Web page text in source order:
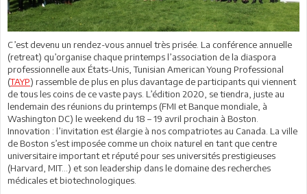
C’est devenu un rendez-vous annuel très prisée. La conférence annuelle
(retreat) qu’organise chaque printemps l’association de la diaspora
professionnelle aux États-Unis, Tunisian American Young Professional
(TAYP) rassemble de plus en plus davantage de participants qui viennent
de tous les coins de ce vaste pays. L’édition 2020, se tiendra, juste au
lendemain des réunions du printemps (FMI et Banque mondiale, à
Washington DC) le weekend du 18 – 19 avril prochain à Boston.
Innovation : l’invitation est élargie à nos compatriotes au Canada. La ville
de Boston s’est imposée comme un choix naturel en tant que centre
universitaire important et réputé pour ses universités prestigieuses
(Harvard, MIT…) et son leadership dans le domaine des recherches
médicales et biotechnologiques.